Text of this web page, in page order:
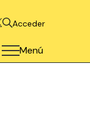
Acceder
Menú